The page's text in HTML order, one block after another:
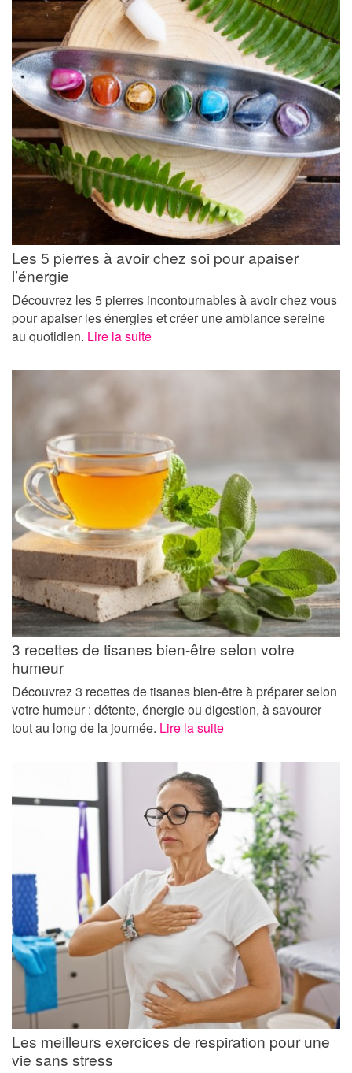
Les 5 pierres à avoir chez soi pour apaiser
l’énergie
Découvrez les 5 pierres incontournables à avoir chez vous
pour apaiser les énergies et créer une ambiance sereine
au quotidien. Lire la suite
3 recettes de tisanes bien-être selon votre
humeur
Découvrez 3 recettes de tisanes bien-être à préparer selon
votre humeur : détente, énergie ou digestion, à savourer
tout au long de la journée. Lire la suite
Les meilleurs exercices de respiration pour une
vie sans stress